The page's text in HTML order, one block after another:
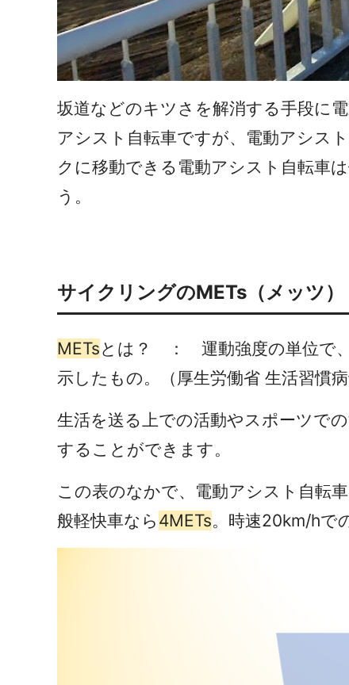
坂道などのキツさを解消する手段に
アシスト自転車ですが、電動アシス
クに移動できる電動アシスト自転車
う。
サイクリングのMETs（メッツ
METsとは？ ： 運動強度の単位で
示したもの。（厚生労働省 生活習慣
生活を送る上での活動やスポーツで
することができます。
この表のなかで、電動アシスト自転
般軽快車なら 4METs。時速20km/hで